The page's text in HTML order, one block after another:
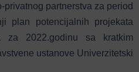
partnerstva za period
plan potencijalnih projekata
za 2022.godinu sa kratkim
ustanove Univerzitetski